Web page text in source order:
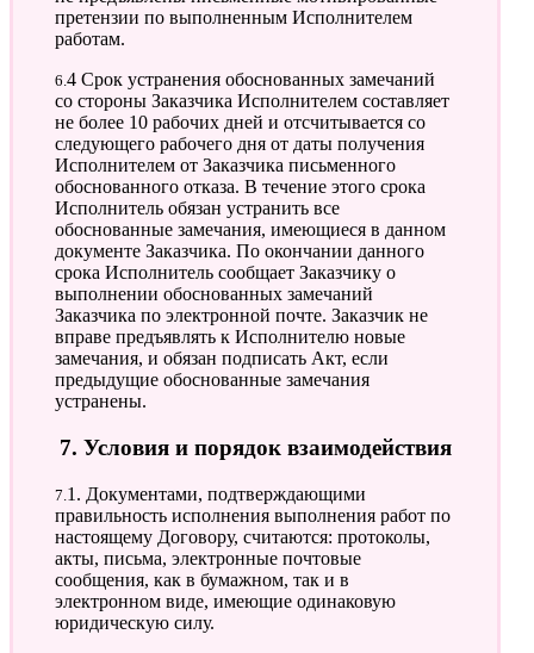
претензии по выполненным Исполнителем
работам.
6.4 Срок устранения обоснованных замечаний
со стороны Заказчика Исполнителем составляет
не более 10 рабочих дней и отсчитывается со
следующего рабочего дня от даты получения
Исполнителем от Заказчика письменного
обоснованного отказа. В течение этого срока
Исполнитель обязан устранить все
обоснованные замечания, имеющиеся в данном
документе Заказчика. По окончании данного
срока Исполнитель сообщает Заказчику о
выполнении обоснованных замечаний
Заказчика по электронной почте. Заказчик не
вправе предъявлять к Исполнителю новые
замечания, и обязан подписать Акт, если
предыдущие обоснованные замечания
устранены.
7. Условия и порядок взаимодействия
7.1. Документами, подтверждающими
правильность исполнения выполнения работ по
настоящему Договору, считаются: протоколы,
акты, письма, электронные почтовые
сообщения, как в бумажном, так и в
электронном виде, имеющие одинаковую
юридическую силу.